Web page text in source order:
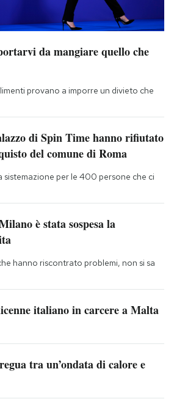
da mangiare quello che
provano a imporre un divieto che
di Spin Time hanno rifiutato
del comune di Roma
sistemazione per le 400 persone che ci
è stata sospesa la
hanno riscontrato problemi, non si sa
italiano in carcere a Malta
tra un’ondata di calore e